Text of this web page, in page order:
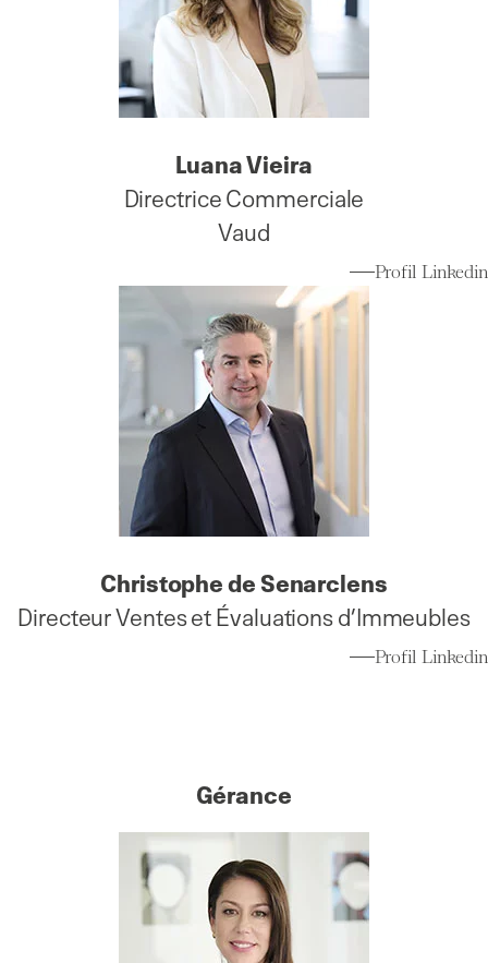
Luana Vieira
Directrice Commerciale
Vaud
Profil Linkedin
Christophe de Senarclens
Directeur Ventes et Évaluations d’Immeubles
Profil Linkedin
Gérance